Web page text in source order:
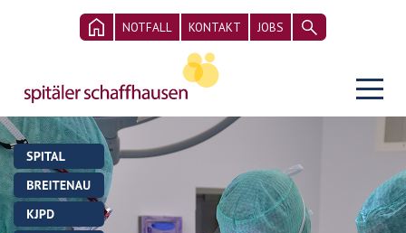
NOTFALL KONTAKT JOBS